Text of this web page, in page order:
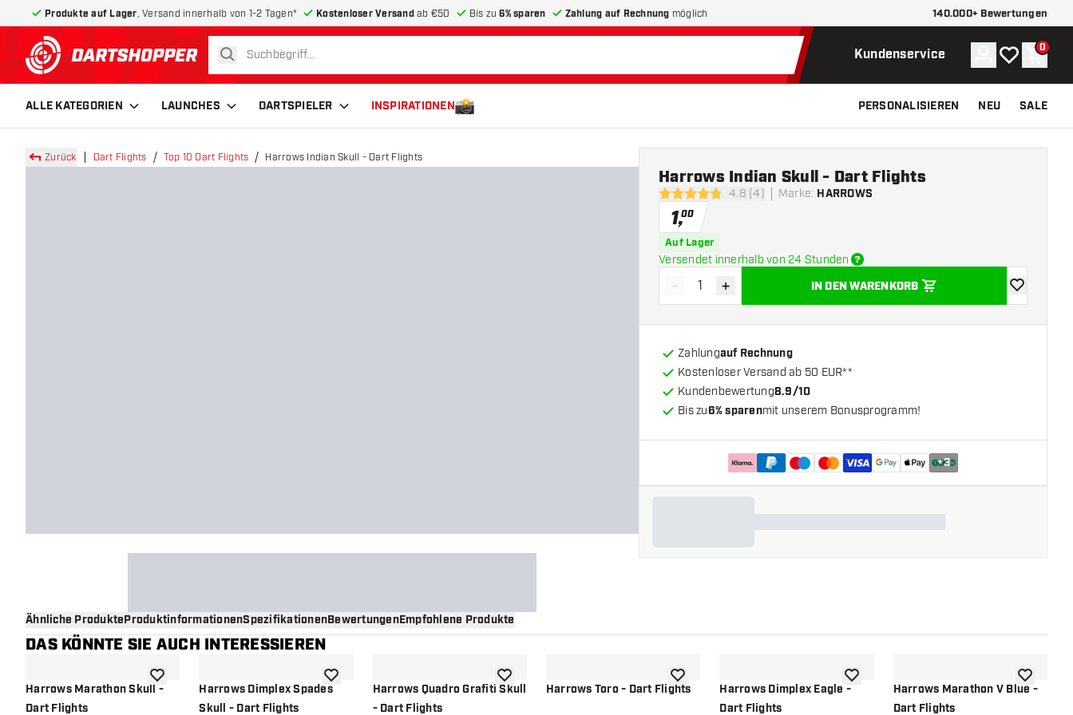
Produkte auf Lager , Versand innerhalb von 1-2 Tagen* Kostenloser Versandab €50 Bis zu6% sparen Zahlung auf Rechnung möglich 140.000+ Bewertungen
zurück zur Startseite
suchen Kundenservice Konto
Meine 0
ALLE KATEGORIEN LAUNCHES DARTSPIELER INSPIRATIONEN PERSONALISIEREN NEU SALE
Zurück Dart Flights Top 10 Dart Flights Harrows Indian Skull - Dart Flights
4.8 Bewertungssterne
4.8 (4) Marke: HARROWS
Harrows Indian Skull - Dart Flights
1,00
Auf Lager
Versendet innerhalb von 24 Stunden
Menge verringern
- Menge erhöhen
+ IN DEN WARENKORB
Zur
Zahlungauf Rechnung
Kostenloser Versand ab 50 EUR**
Kundenbewertung8.9/10
Bis zu6% sparenmit unserem Bonusprogramm!
+3
Ähnliche ProdukteProduktinformationenSpezifikationenBewertungenEmpfohlene Produkte
DAS KÖNNTE SIE AUCH INTERESSIEREN
Harrows Marathon Skull -
Dart Flights
Zur Wunschliste hinzufügen
Harrows Dimplex Spades
Skull - Dart Flights
Zur Wunschliste hinzufügen
Harrows Quadro Grafiti Skull
- Dart Flights
Zur Wunschliste hinzufügen
Harrows Toro - Dart FlightsZur Wunschliste hinzufügen
Harrows Dimplex Eagle -
Dart Flights
Zur Wunschliste hinzufügen
Harrows Marathon V Blue -
Dart Flights
Zur